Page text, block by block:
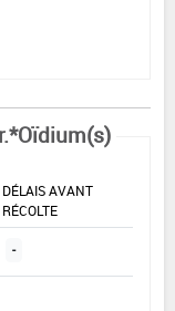
DÉLAIS AVANT
RÉCOLTE
-